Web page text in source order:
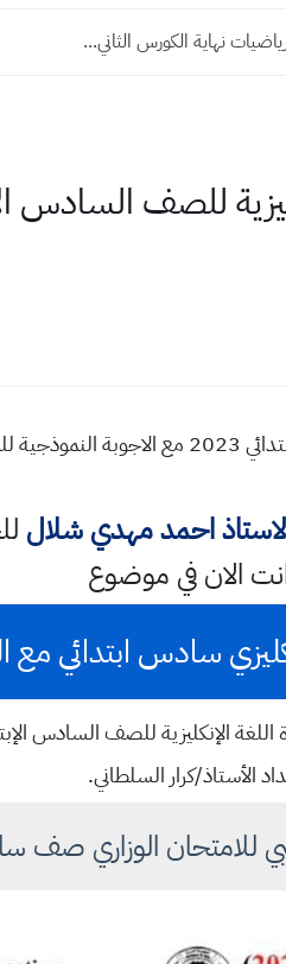
نهاية الكورس الثاني...
أسئلة إمتحان تجريبي لمادة اللغة الإنكليزية
احمد مهدي شلال
الان في موضوع
سادس ابتدائي مع
الإنكليزية للصف السادس
الأستاذ/كرار السلطاني.
للامتحان الوزاري صف